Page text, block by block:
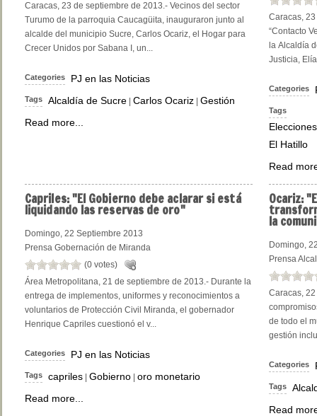
Caracas, 23 de septiembre de 2013.- Vecinos del sector
Turumo de la parroquia Caucagüita, inauguraron junto al
alcalde del municipio Sucre, Carlos Ocariz, el Hogar para
Crecer Unidos por Sabana I, un...
Categories PJ en las Noticias
Tags Alcaldía de Sucre Carlos Ocariz Gestión
Read more...
Caracas,
“Contacto
la Alcaldía
Justicia,
Categories
Tags
El Hatillo
Read
Capriles:"El Gobierno debe aclarar si está
liquidando las reservas de oro"
Domingo, 22 Septiembre 2013
Prensa Gobernación de Miranda
(0 votes)
Área Metropolitana, 21 de septiembre de 2013.- Durante la
entrega de implementos, uniformes y reconocimientos a
voluntarios de Protección Civil Miranda, el gobernador
Henrique Capriles cuestionó el v...
Categories PJ en las Noticias
Tags capriles | Gobierno | oro monetario
Read more...
Ocariz:
la
Domingo,
Prensa
Caracas,
de todo el
gestión
Categories
Tags
Read